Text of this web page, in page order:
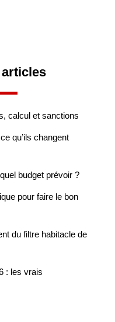
calcul et sanctions
qu’ils changent
budget prévoir ?
pour faire le bon
du filtre habitacle de
: les vrais